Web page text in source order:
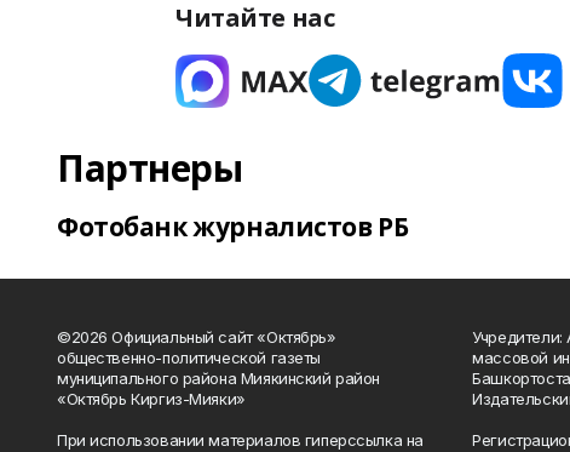
Читайте нас
Партнеры
Фотобанк журналистов РБ
©2026 Официальный сайт «Октябрь»
общественно-политической газеты
муниципального района Миякинский район
«Октябрь Киргиз-Мияки»
При использовании материалов гиперссылка на
Учредители:
массовой